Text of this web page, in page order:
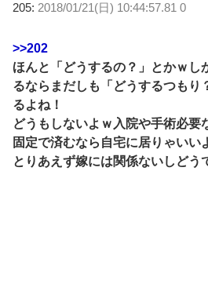
205: 2018/01/21(日) 10:44:57.81 0
>>202
ほんと「どうするの？」とかｗし
るならまだしも「どうするつもり
るよね！
どうもしないよｗ入院や手術必要
固定で済むなら自宅に居りゃいい
とりあえず嫁には関係ないしどう